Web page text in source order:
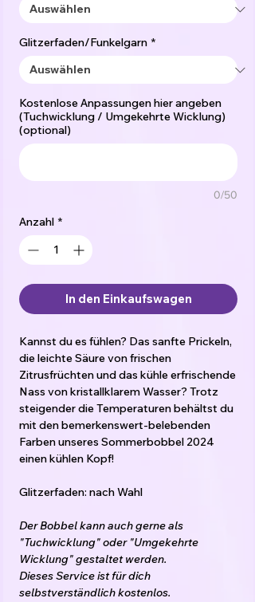
Glitzerfaden/Funkelgarn *
Kostenlose Anpassungen hier angeben
(Tuchwicklung / Umgekehrte Wicklung)
(optional)
0/50
Anzahl *
In den Einkaufswagen
Kannst du es fühlen? Das sanfte Prickeln,
die leichte Säure von frischen
Zitrusfrüchten und das kühle erfrischende
Nass von kristallklarem Wasser? Trotz
steigender die Temperaturen behältst du
mit den bemerkenswert-belebenden
Farben unseres Sommerbobbel 2024
einen kühlen Kopf!
Glitzerfaden: nach Wahl
Der Bobbel kann auch gerne als
"Tuchwicklung" oder "Umgekehrte
Wicklung" gestaltet werden.
Dieses Service ist für dich
selbstverständlich kostenlos.